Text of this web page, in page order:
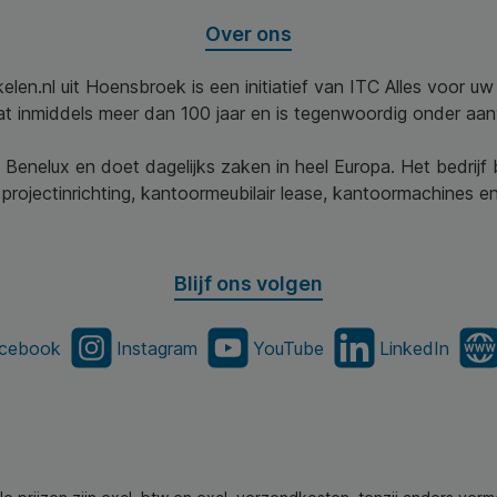
Over ons
uit Hoensbroek is een initiatief van ITC Alles voor
inmiddels meer dan 100 jaar en is tegenwoordig onder
en doet dagelijks zaken in heel Europa. Het
kantoormeubilair lease, kantoormachines
Blijf ons volgen
Instagram YouTube LinkedIn